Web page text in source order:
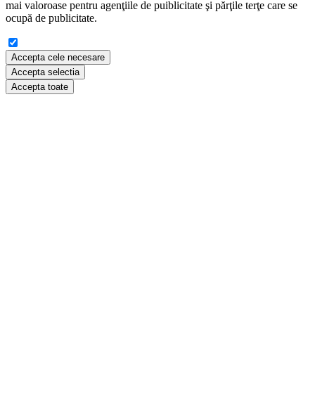
mai valoroase pentru agenţiile de puiblicitate şi părţile terţe care se
ocupă de publicitate.
Accepta cele necesare
Accepta selectia
Accepta toate